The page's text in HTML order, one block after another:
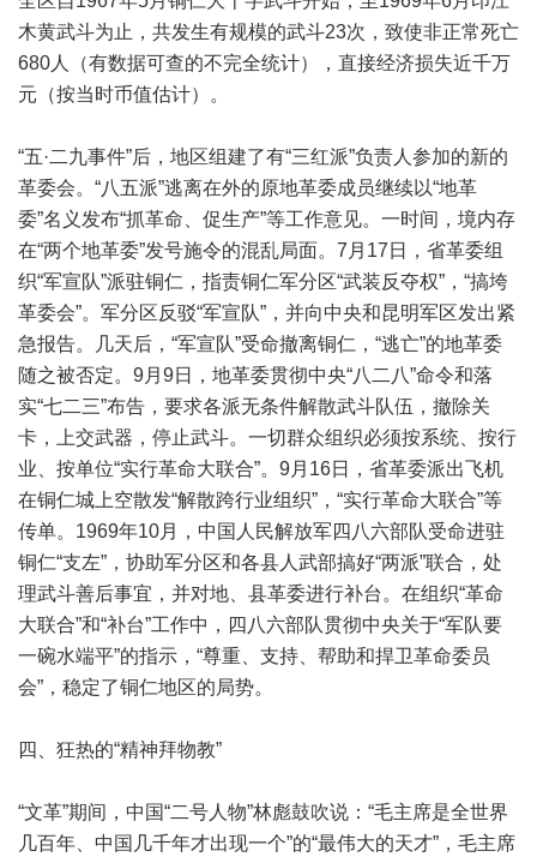
木黄武斗为止，共发生有规模的武斗23次，致使非正常死亡
680人（有数据可查的不完全统计），直接经济损失近千万
元（按当时币值估计）。
“五·二九事件”后，地区组建了有“三红派”负责人参加的新的
革委会。“八五派”逃离在外的原地革委成员继续以“地革
委”名义发布“抓革命、促生产”等工作意见。一时间，境内存
在“两个地革委”发号施令的混乱局面。7月17日，省革委组
织“军宣队”派驻铜仁，指责铜仁军分区“武装反夺权”，“搞垮
革委会”。军分区反驳“军宣队”，并向中央和昆明军区发出紧
急报告。几天后，“军宣队”受命撤离铜仁，“逃亡”的地革委
随之被否定。9月9日，地革委贯彻中央“八二八”命令和落
实“七二三”布告，要求各派无条件解散武斗队伍，撤除关
卡，上交武器，停止武斗。一切群众组织必须按系统、按行
业、按单位“实行革命大联合”。9月16日，省革委派出飞机
在铜仁城上空散发“解散跨行业组织”，“实行革命大联合”等
传单。1969年10月，中国人民解放军四八六部队受命进驻
铜仁“支左”，协助军分区和各县人武部搞好“两派”联合，处
理武斗善后事宜，并对地、县革委进行补台。在组织“革命
大联合”和“补台”工作中，四八六部队贯彻中央关于“军队要
一碗水端平”的指示，“尊重、支持、帮助和捍卫革命委员
会”，稳定了铜仁地区的局势。
四、狂热的“精神拜物教”
“文革”期间，中国“二号人物”林彪鼓吹说：“毛主席是全世界
几百年、中国几千年才出现一个”的“最伟大的天才”，毛主席